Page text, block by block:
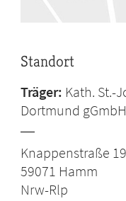
Standort
Träger: Kath. St.-
Dortmund gGmbH
Knappenstraße 19
59071 Hamm
Nrw-Rlp